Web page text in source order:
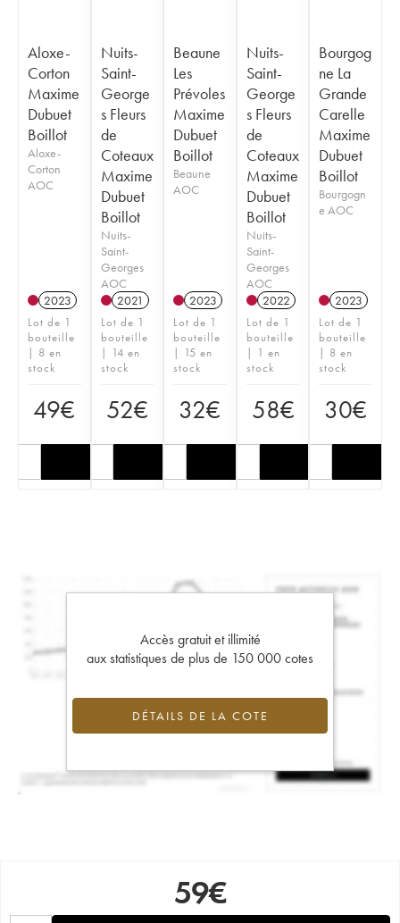
Aloxe-
Corton
Maxime
Dubuet
Boillot
Aloxe-
Corton
AOC
2023
Lot de 1
bouteille
| 8 en
stock
49€
Nuits-
Saint-
George
s Fleurs
de
Coteaux
Maxime
Dubuet
Boillot
Nuits-
Saint-
Georges
AOC
2021
Lot de 1
bouteille
| 14 en
stock
52€
Beaune
Les
Prévoles
Maxime
Dubuet
Boillot
Beaune
AOC
2023
Lot de 1
bouteille
| 15 en
stock
32€
Nuits-
Saint-
George
s Fleurs
de
Coteaux
Maxime
Dubuet
Boillot
Nuits-
Saint-
Georges
AOC
2022
Lot de 1
bouteille
| 1 en
stock
58€
Bourgog
ne La
Grande
Carelle
Maxime
Dubuet
Boillot
Bourgogn
e AOC
2023
Lot de 1
bouteille
| 8 en
stock
30€
Accès gratuit et illimité
aux statistiques de plus de 150 000 cotes
DÉTAILS DE LA COTE
59€